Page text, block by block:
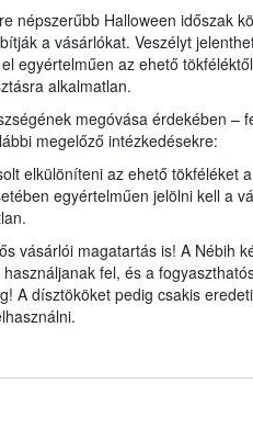
népszerűbb Halloween időszak
a vásárlókat. Veszélyt
egyértelműen az ehető
alkalmatlan.
megóvása érdekében –
megelőző intézkedésekre:
elkülöníteni az ehető tökféléket
egyértelműen jelölni kell a
vásárlói magatartás is! A Nébih
fel, és a
A dísztököket pedig csakis